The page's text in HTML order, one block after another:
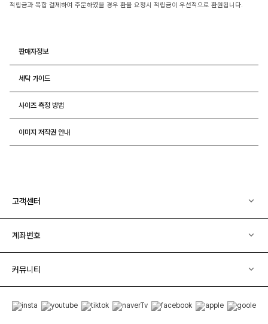
적립금과 복합 결제하여 주문하였을 경우 환불 요청시 적립금이 우선적으로 환원됩니다.
판매자정보
세탁 가이드
사이즈 측정 방법
이미지 저작권 안내
고객센터
계좌번호
커뮤니티